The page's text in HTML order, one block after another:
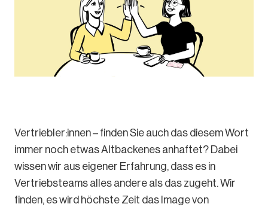
Vertriebler:innen – finden Sie auch das diesem Wort
immer noch etwas Altbackenes anhaftet? Dabei
wissen wir aus eigener Erfahrung, dass es in
Vertriebsteams alles andere als das zugeht. Wir
finden, es wird höchste Zeit das Image von